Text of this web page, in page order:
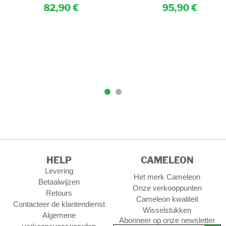
82,90 95,90
HELP
Levering
Betaalwijzen
Retours
Contacteer de klantendienst
Algemene
CAMELEON
Het merk Cameleon
Onze verkooppunten
Cameleon kwaliteit
Wisselstukken
Abonneer op onze newsletter